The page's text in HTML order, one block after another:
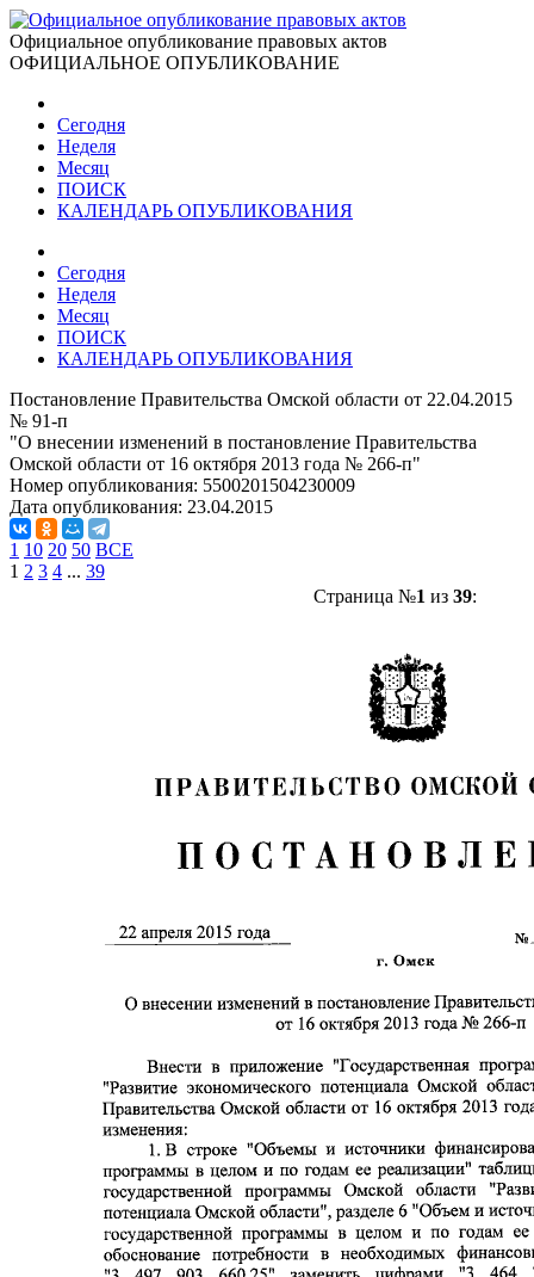
Официальное опубликование правовых актов
ОФИЦИАЛЬНОЕ ОПУБЛИКОВАНИЕ
Сегодня
Неделя
Месяц
ПОИСК
КАЛЕНДАРЬ ОПУБЛИКОВАНИЯ
Сегодня
Неделя
Месяц
ПОИСК
КАЛЕНДАРЬ ОПУБЛИКОВАНИЯ
Постановление Правительства Омской области от 22.04.2015
№ 91-п
"О внесении изменений в постановление Правительства
Омской области от 16 октября 2013 года № 266-п"
Номер опубликования: 5500201504230009
Дата опубликования: 23.04.2015
1 10 20 50 ВСЕ
1 2 3 4 ... 39
Страница №1 из 39: